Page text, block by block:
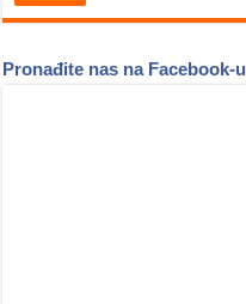
Pronađite nas na Facebook-u